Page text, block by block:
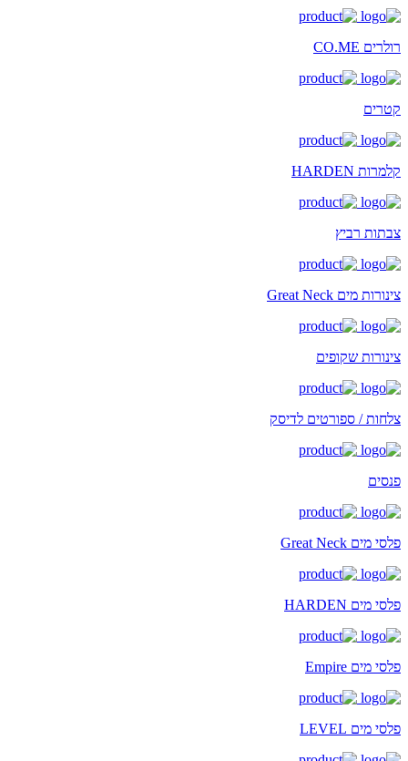
רולרים CO.ME
קטרים
קלמרות HARDEN
צבתות רביץ
צינורות מים Great Neck
צינורות שקופים
צלחות / ספורטים לדיסק
פנסים
פלסי מים Great Neck
פלסי מים HARDEN
פלסי מים Empire
פלסי מים LEVEL